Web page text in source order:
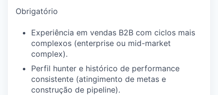
Obrigatório
Experiência em vendas B2B com ciclos mais
complexos (enterprise ou mid-market
complex).
Perfil hunter e histórico de performance
consistente (atingimento de metas e
construção de pipeline).